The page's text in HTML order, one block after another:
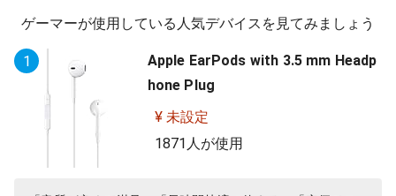
ゲーマーが使用している人気デバイスを見てみましょう
1
Apple EarPods with 3.5 mm Headp
hone Plug
¥ 未設定
1871人が使用